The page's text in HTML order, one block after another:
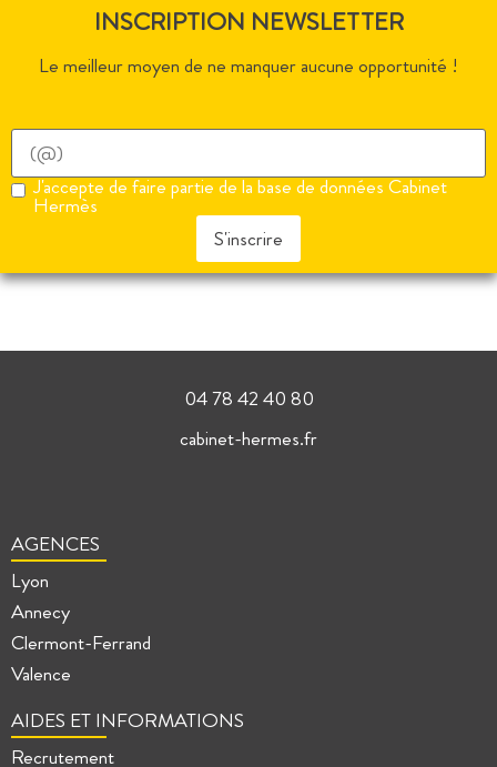
INSCRIPTION NEWSLETTER
Le meilleur moyen de ne manquer aucune opportunité !
J'accepte de faire partie de la base de données Cabinet
Hermès
S'inscrire
04 78 42 40 80
cabinet-hermes.fr
AGENCES
Lyon
Annecy
Clermont-Ferrand
Valence
AIDES ET INFORMATIONS
Recrutement